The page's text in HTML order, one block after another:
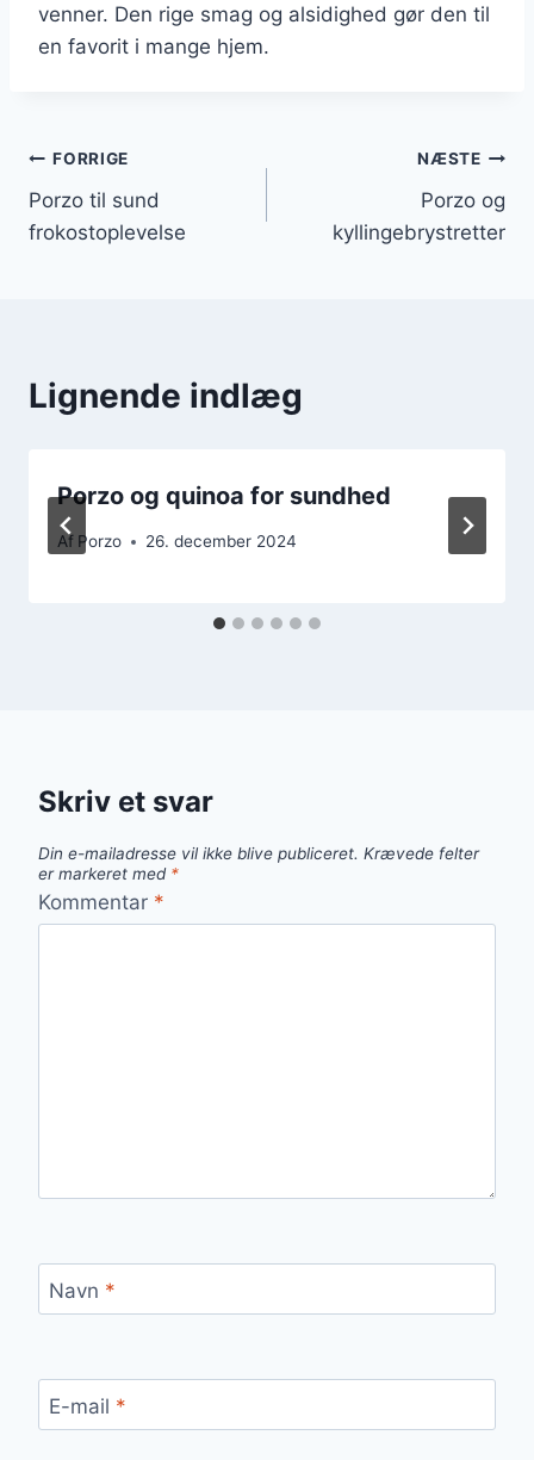
venner. Den rige smag og alsidighed gør den til
en favorit i mange hjem.
Indlægsnavigation
FORRIGE
Porzo til sund
frokostoplevelse
NÆSTE
Porzo og
kyllingebrystretter
Lignende indlæg
Porzo og quinoa for sundhed
Af Porzo 26. december 2024
Skriv et svar
Din e-mailadresse vil ikke blive publiceret. Krævede felter
er markeret med *
Kommentar *
Navn *
E-mail *